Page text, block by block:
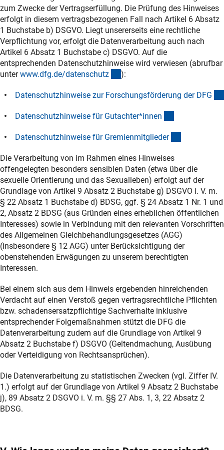
zum Zwecke der Vertragserfüllung. Die Prüfung des Hinweises
erfolgt in diesem vertragsbezogenen Fall nach Artikel 6 Absatz
1 Buchstabe b) DSGVO. Liegt unsererseits eine rechtliche
Verpflichtung vor, erfolgt die Datenverarbeitung auch nach
Artikel 6 Absatz 1 Buchstabe c) DSGVO. Auf die
entsprechenden Datenschutzhinweise wird verwiesen (abrufbar
unterwww.dfg.de/datenschutz (interner Link)
):
Datenschutzhinweise zur Forschungsförderung der DFG
Datenschutzhinweise für Gutachter*innen
Datenschutzhinweise für Gremienmitglieder
Die Verarbeitung von im Rahmen eines Hinweises
offengelegten besonders sensiblen Daten (etwa über die
sexuelle Orientierung und das Sexualleben) erfolgt auf der
Grundlage von Artikel 9 Absatz 2 Buchstabe g) DSGVO i. V. m.
§ 22 Absatz 1 Buchstabe d) BDSG, ggf. § 24 Absatz 1 Nr. 1 und
2, Absatz 2 BDSG (aus Gründen eines erheblichen öffentlichen
Interesses) sowie in Verbindung mit den relevanten Vorschriften
des Allgemeinen Gleichbehandlungsgesetzes (AGG)
(insbesondere § 12 AGG) unter Berücksichtigung der
obenstehenden Erwägungen zu unserem berechtigten
Interessen.
Bei einem sich aus dem Hinweis ergebenden hinreichenden
Verdacht auf einen Verstoß gegen vertragsrechtliche Pflichten
bzw. schadensersatzpflichtige Sachverhalte inklusive
entsprechender Folgemaßnahmen stützt die DFG die
Datenverarbeitung zudem auf die Grundlage von Artikel 9
Absatz 2 Buchstabe f) DSGVO (Geltendmachung, Ausübung
oder Verteidigung von Rechtsansprüchen).
Die Datenverarbeitung zu statistischen Zwecken (vgl. Ziffer IV.
1.) erfolgt auf der Grundlage von Artikel 9 Absatz 2 Buchstabe
j), 89 Absatz 2 DSGVO i. V. m. §§ 27 Abs. 1, 3, 22 Absatz 2
BDSG.